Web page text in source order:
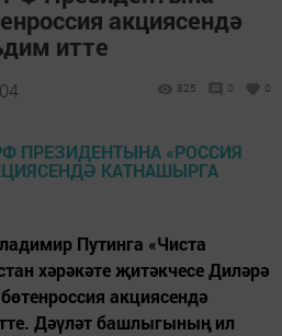
акциясендә
итте
825 0 0
Путинга «Чиста
хәрәкәте җитәкчесе Диләрә
акциясендә
Дәүләт башлыгының ил